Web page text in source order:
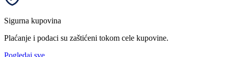
Sigurna kupovina
Plaćanje i podaci su zaštićeni tokom cele kupovine.
Pogledaj sve